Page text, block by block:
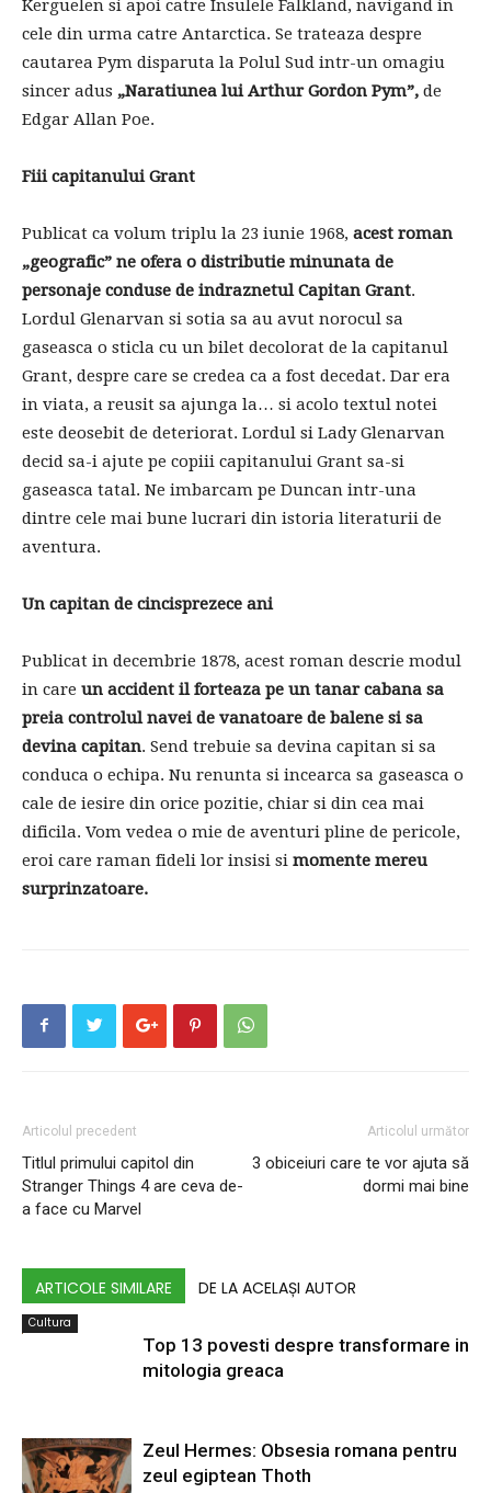
Kerguelen si apoi catre Insulele Falkland, navigand in
cele din urma catre Antarctica. Se trateaza despre
cautarea Pym disparuta la Polul Sud intr-un omagiu
sincer adus „Naratiunea lui Arthur Gordon Pym”, de
Edgar Allan Poe.
Fiii capitanului Grant
Publicat ca volum triplu la 23 iunie 1968, acest roman
„geografic” ne ofera o distributie minunata de
personaje conduse de indraznetul Capitan Grant.
Lordul Glenarvan si sotia sa au avut norocul sa
gaseasca o sticla cu un bilet decolorat de la capitanul
Grant, despre care se credea ca a fost decedat. Dar era
in viata, a reusit sa ajunga la… si acolo textul notei
este deosebit de deteriorat. Lordul si Lady Glenarvan
decid sa-i ajute pe copiii capitanului Grant sa-si
gaseasca tatal. Ne imbarcam pe Duncan intr-una
dintre cele mai bune lucrari din istoria literaturii de
aventura.
Un capitan de cincisprezece ani
Publicat in decembrie 1878, acest roman descrie modul
in care un accident il forteaza pe un tanar cabana sa
preia controlul navei de vanatoare de balene si sa
devina capitan. Send trebuie sa devina capitan si sa
conduca o echipa. Nu renunta si incearca sa gaseasca o
cale de iesire din orice pozitie, chiar si din cea mai
dificila. Vom vedea o mie de aventuri pline de pericole,
eroi care raman fideli lor insisi si momente mereu
surprinzatoare.
Articolul precedent
Titlul primului capitol din
Stranger Things 4 are ceva de-
a face cu Marvel
Articolul următor
3 obiceiuri care te vor ajuta să
dormi mai bine
ARTICOLE SIMILARE DE LA ACELAȘI AUTOR
Cultura
Top 13 povesti despre transformare in
mitologia greaca
Zeul Hermes: Obsesia romana pentru
zeul egiptean Thoth